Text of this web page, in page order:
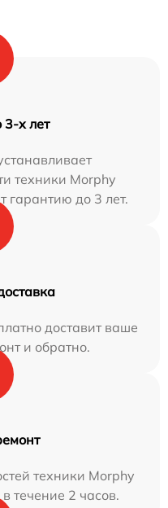
3-х лет
техники Morphy
гарантию до 3 лет.
доставит ваше
и обратно.
техники Morphy
течение 2 часов.